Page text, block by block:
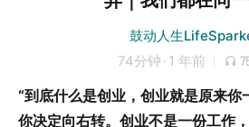
鼓动人生
74分钟 · 1 年前
“到底什么是创业，创业就是原来你
你决定向右转。创业不是一份工作